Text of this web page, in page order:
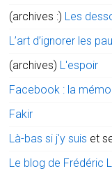
(archives :) Les
L’art d’ignorer les
(archives) L'espoir
Facebook : la
Fakir
Là-bas si j'y suis et
Le blog de Frédéric